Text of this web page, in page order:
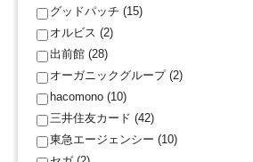
グッドパッチ (15)
オルビス (2)
出前館 (28)
オーガニックグループ (2)
hacomono (10)
三井住友カード (42)
東急エージェンシー (10)